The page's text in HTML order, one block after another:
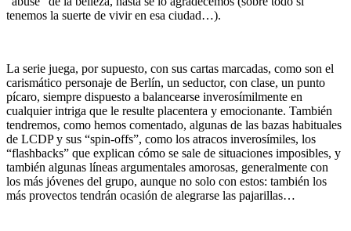
tenemos la suerte de vivir en esa ciudad…).
La serie juega, por supuesto, con sus cartas marcadas, como son el
carismático personaje de Berlín, un seductor, con clase, un punto
pícaro, siempre dispuesto a balancearse inverosímilmente en
cualquier intriga que le resulte placentera y emocionante. También
tendremos, como hemos comentado, algunas de las bazas habituales
de LCDP y sus “spin-offs”, como los atracos inverosímiles, los
“flashbacks” que explican cómo se sale de situaciones imposibles, y
también algunas líneas argumentales amorosas, generalmente con
los más jóvenes del grupo, aunque no solo con estos: también los
más provectos tendrán ocasión de alegrarse las pajarillas…